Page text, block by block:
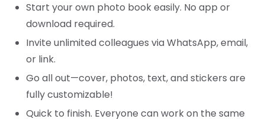
Start your own photo book easily. No app or
download required.
Invite unlimited colleagues via WhatsApp, email,
or link.
Go all out—cover, photos, text, and stickers are
fully customizable!
Quick to finish. Everyone can work on the same